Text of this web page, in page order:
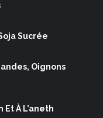
Sucrée
Oignons
À L’aneth